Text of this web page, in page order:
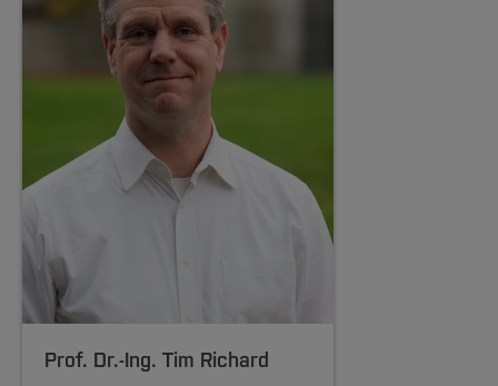
Prof. Dr.-Ing. Tim Richard